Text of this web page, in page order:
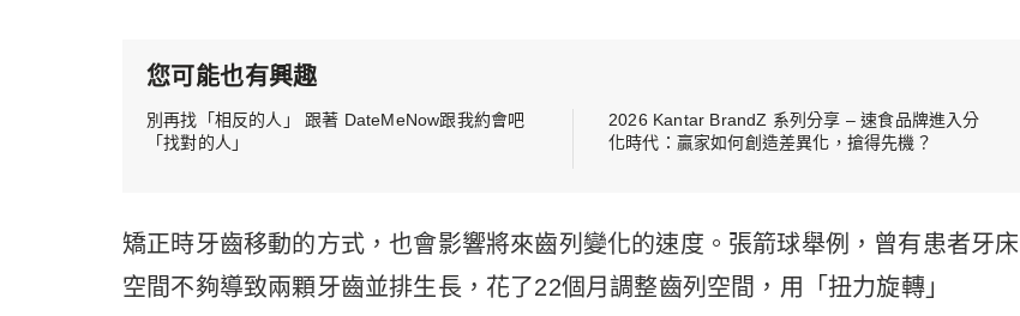
您可能也有興趣
別再找「相反的人」 跟著 DateMeNow跟我約會吧
「找對的人」
2026 Kantar BrandZ 系列分享 – 速食品牌進入分
化時代：贏家如何創造差異化，搶得先機？
矯正時牙齒移動的方式，也會影響將來齒列變化的速度。張箭球舉例，曾有患者牙床
空間不夠導致兩顆牙齒並排生長，花了22個月調整齒列空間，用「扭力旋轉」